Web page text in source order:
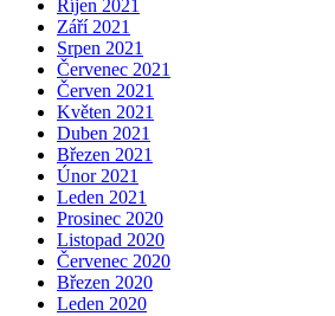
Říjen 2021
Září 2021
Srpen 2021
Červenec 2021
Červen 2021
Květen 2021
Duben 2021
Březen 2021
Únor 2021
Leden 2021
Prosinec 2020
Listopad 2020
Červenec 2020
Březen 2020
Leden 2020